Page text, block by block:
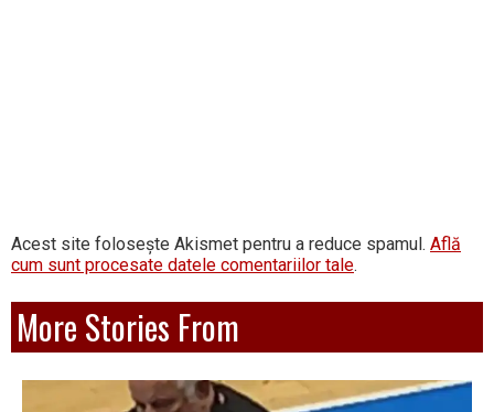
Acest site folosește Akismet pentru a reduce spamul. Află
cum sunt procesate datele comentariilor tale.
More Stories From